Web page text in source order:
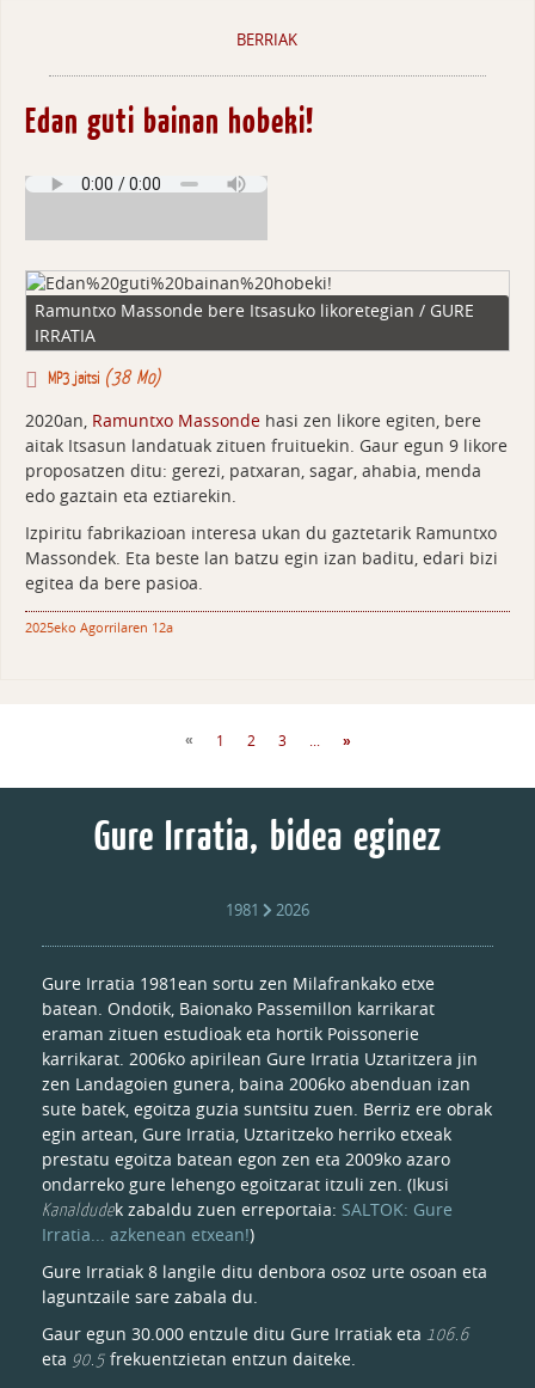
BERRIAK
Edan guti bainan hobeki!
Ramuntxo Massonde bere Itsasuko likoretegian / GURE
IRRATIA
MP3 jaitsi (38 Mo)
2020an, Ramuntxo Massonde hasi zen likore egiten, bere
aitak Itsasun landatuak zituen fruituekin. Gaur egun 9 likore
proposatzen ditu: gerezi, patxaran, sagar, ahabia, menda
edo gaztain eta eztiarekin.
Izpiritu fabrikazioan interesa ukan du gaztetarik Ramuntxo
Massondek. Eta beste lan batzu egin izan baditu, edari bizi
egitea da bere pasioa.
2025eko Agorrilaren 12a
« 1 2 3 »
Gure Irratia, bidea eginez
1981 2026
Gure Irratia 1981ean sortu zen Milafrankako etxe
batean. Ondotik, Baionako Passemillon karrikarat
eraman zituen estudioak eta hortik Poissonerie
karrikarat. 2006ko apirilean Gure Irratia Uztaritzera jin
zen Landagoien gunera, baina 2006ko abenduan izan
sute batek, egoitza guzia suntsitu zuen. Berriz ere obrak
egin artean, Gure Irratia, Uztaritzeko herriko etxeak
prestatu egoitza batean egon zen eta 2009ko azaro
ondarreko gure lehengo egoitzarat itzuli zen. (Ikusi
Kanaldudek zabaldu zuen erreportaia: SALTOK: Gure
Irratia... azkenean etxean!)
Gure Irratiak 8 langile ditu denbora osoz urte osoan eta
laguntzaile sare zabala du.
Gaur egun 30.000 entzule ditu Gure Irratiak eta 106.6
eta 90.5 frekuentzietan entzun daiteke.